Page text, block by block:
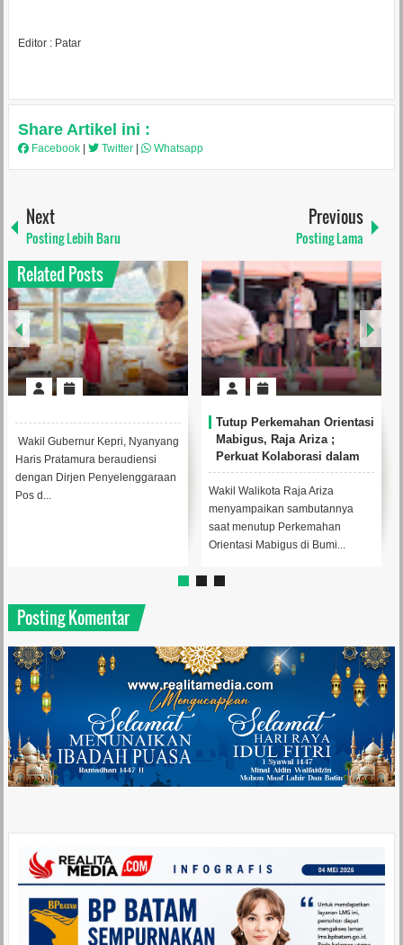
Editor : Patar
Share Artikel ini :
Facebook Twitter Whatsapp
Next
Posting Lebih Baru
Previous
Posting Lama
Related Posts
Wakil Gubernur Kepri, Nyanyang
Haris Pratamura beraudiensi
dengan Dirjen Penyelenggaraan
Pos d...
Tutup Perkemahan Orientasi
Mabigus, Raja Ariza ;
Perkuat Kolaborasi dalam
Mendukung Pendidikan
Karakter
Wakil Walikota Raja Ariza
menyampaikan sambutannya
saat menutup Perkemahan
Orientasi Mabigus di Bumi...
Posting Komentar